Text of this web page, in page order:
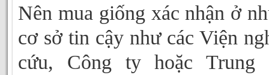
Nên mua giống xác nhận ở
cơ sở tin cậy như các Viện
cứu, Công ty hoặc Trung